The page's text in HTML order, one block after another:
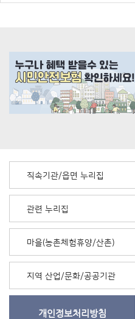
직속기관/읍면 누리집
관련 누리집
마을(농촌체험휴양/산촌)
지역 산업/문화/공공기관
개인정보처리방침